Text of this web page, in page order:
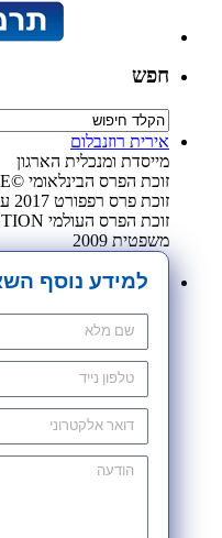
חפש
אירית רוזנבלום
מייסדת ומנכלית הארגון
זוכת הפרס הבינלאומי ©STEVIE לנשים פורצות דרך 2019
זוכת פרס רפפורט 2017 על עשייה נשית פורצת דרך
משפטית 2009
למידע נוסף